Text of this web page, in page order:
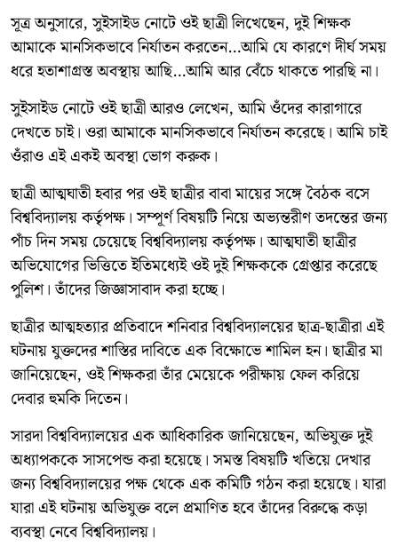
সূত্র অনুসারে, সুইসাইড নোটে ওই ছাত্রী লিখেছেন, দুই শিক্ষক
আমাকে মানসিকভাবে নির্যাতন করতেন…আমি যে কারণে দীর্ঘ সময়
ধরে হতাশাগ্রস্ত অবস্থায় আছি…আমি আর বেঁচে থাকতে পারছি না।
সুইসাইড নোটে ওই ছাত্রী আরও লেখেন, আমি ওঁদের কারাগারে
দেখতে চাই। ওরা আমাকে মানসিকভাবে নির্যাতন করেছে। আমি চাই
ওঁরাও এই একই অবস্থা ভোগ করুক।
ছাত্রী আত্মঘাতী হবার পর ওই ছাত্রীর বাবা মায়ের সঙ্গে বৈঠক বসে
বিশ্ববিদ্যালয় কর্তৃপক্ষ। সম্পূর্ণ বিষয়টি নিয়ে অভ্যন্তরীণ তদন্তের জন্য
পাঁচ দিন সময় চেয়েছে বিশ্ববিদ্যালয় কর্তৃপক্ষ। আত্মঘাতী ছাত্রীর
অভিযোগের ভিত্তিতে ইতিমধ্যেই ওই দুই শিক্ষককে গ্রেপ্তার করেছে
পুলিশ। তাঁদের জিজ্ঞাসাবাদ করা হচ্ছে।
ছাত্রীর আত্মহত্যার প্রতিবাদে শনিবার বিশ্ববিদ্যালয়ের ছাত্র-ছাত্রীরা এই
ঘটনায় যুক্তদের শাস্তির দাবিতে এক বিক্ষোভে শামিল হন। ছাত্রীর মা
জানিয়েছেন, ওই শিক্ষকরা তাঁর মেয়েকে পরীক্ষায় ফেল করিয়ে
দেবার হুমকি দিতেন।
সারদা বিশ্ববিদ্যালয়ের এক আধিকারিক জানিয়েছেন, অভিযুক্ত দুই
অধ্যাপককে সাসপেন্ড করা হয়েছে। সমস্ত বিষয়টি খতিয়ে দেখার
জন্য বিশ্ববিদ্যালয়ের পক্ষ থেকে এক কমিটি গঠন করা হয়েছে। যারা
যারা এই ঘটনায় অভিযুক্ত বলে প্রমাণিত হবে তাঁদের বিরুদ্ধে কড়া
ব্যবস্থা নেবে বিশ্ববিদ্যালয়।